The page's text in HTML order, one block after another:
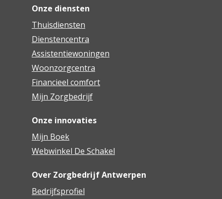
Onze diensten
Thuisdiensten
Dienstencentra
Assistentiewoningen
Woonzorgcentra
Financieel comfort
Mijn Zorgbedrijf
Onze innovaties
Mijn Boek
Webwinkel De Schakel
Over Zorgbedrijf Antwerpen
Bedrijfsprofiel